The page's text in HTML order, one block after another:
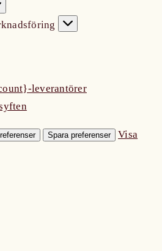
leverantörer
Spara preferenser
Visa